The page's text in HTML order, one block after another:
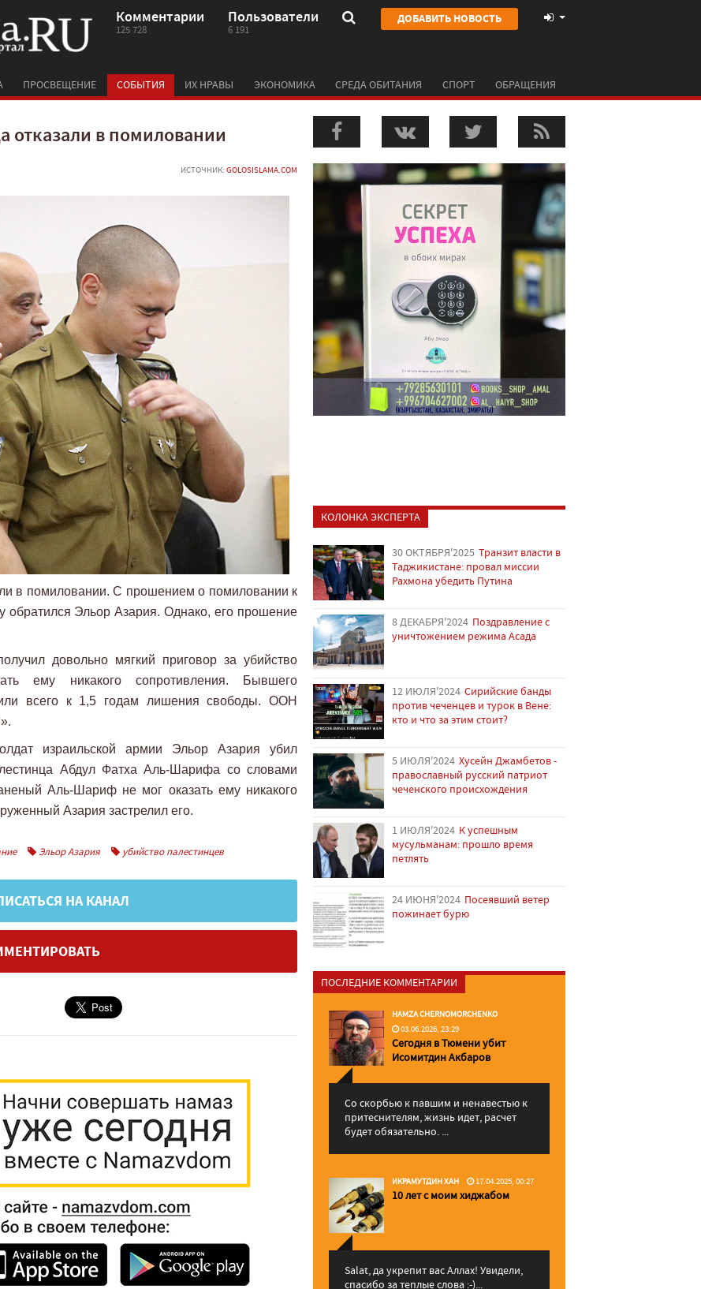
Комментарии
125 728
Пользователи
6 191
ДОБАВИТЬ НОВОСТЬ
ПРОСВЕЩЕНИЕ СОБЫТИЯ ИХ НРАВЫ ЭКОНОМИКА СРЕДА ОБИТАНИЯ СПОРТ ОБРАЩЕНИЯ
отказали в помиловании
ИСТОЧНИК: GOLOSISLAMA.COM
в помиловании. С прошением о помиловании к
обратился Эльор Азария. Однако, его прошение
довольно мягкий приговор за убийство
ему никакого сопротивления. Бывшего
всего к 1,5 годам лишения свободы. ООН
израильской армии Эльор Азария убил
Абдул Фатха Аль-Шарифа со словами
Аль-Шариф не мог оказать ему никакого
Азария застрелил его.
Эльор Азария убийство палестинцев
НА КАНАЛ
КОЛОНКА ЭКСПЕРТА
30 ОКТЯБРЯ'2025 Транзит власти в
Таджикистане: провал миссии
Рахмона убедить Путина
8 ДЕКАБРЯ'2024 Поздравление с
уничтожением режима Асада
12 ИЮЛЯ'2024 Сирийские банды
против чеченцев и турок в Вене:
кто и что за этим стоит?
5 ИЮЛЯ'2024 Хусейн Джамбетов -
православный русский патриот
чеченского происхождения
1 ИЮЛЯ'2024 К успешным
мусульманам: прошло время
петлять
24 ИЮНЯ'2024 Посеявший ветер
пожинает бурю
ПОСЛЕДНИЕ КОММЕНТАРИИ
HAMZA CHERNOMORCHENKO
03.06.2026, 23:29
Сегодня в Тюмени убит
Исомитдин Акбаров
Со скорбью к павшим и ненавестью к
притеснителям, жизнь идет, расчет
будет обязательно. ...
ИКРАМУТДИН ХАН 17.04.2025, 00:27
10 лет с моим хиджабом
Salat, да укрепит вас Аллаx! Увидели,
спасибо за теплые слова :-)...